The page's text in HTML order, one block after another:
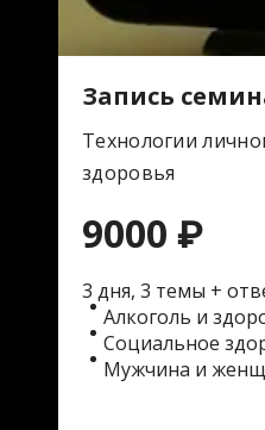
Запись
Технологии
здоровья
9000 ₽
3 дня, 3 темы +
Алкоголь и
Социальное
Мужчина и